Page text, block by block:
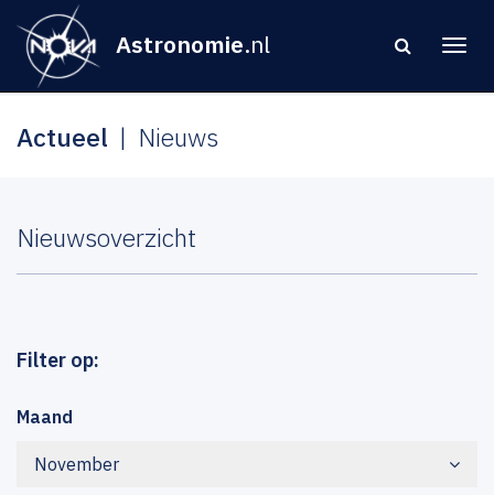
Astronomie.nl
Actueel Nieuws
Nieuwsoverzicht
Filter op:
Maand
November